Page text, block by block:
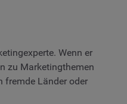
Wenn er
zu Marketingthemen
fremde Länder oder